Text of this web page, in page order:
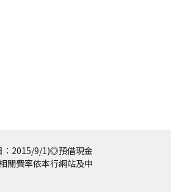
：2015/9/1)◎預借現金
關費率依本行網站及申